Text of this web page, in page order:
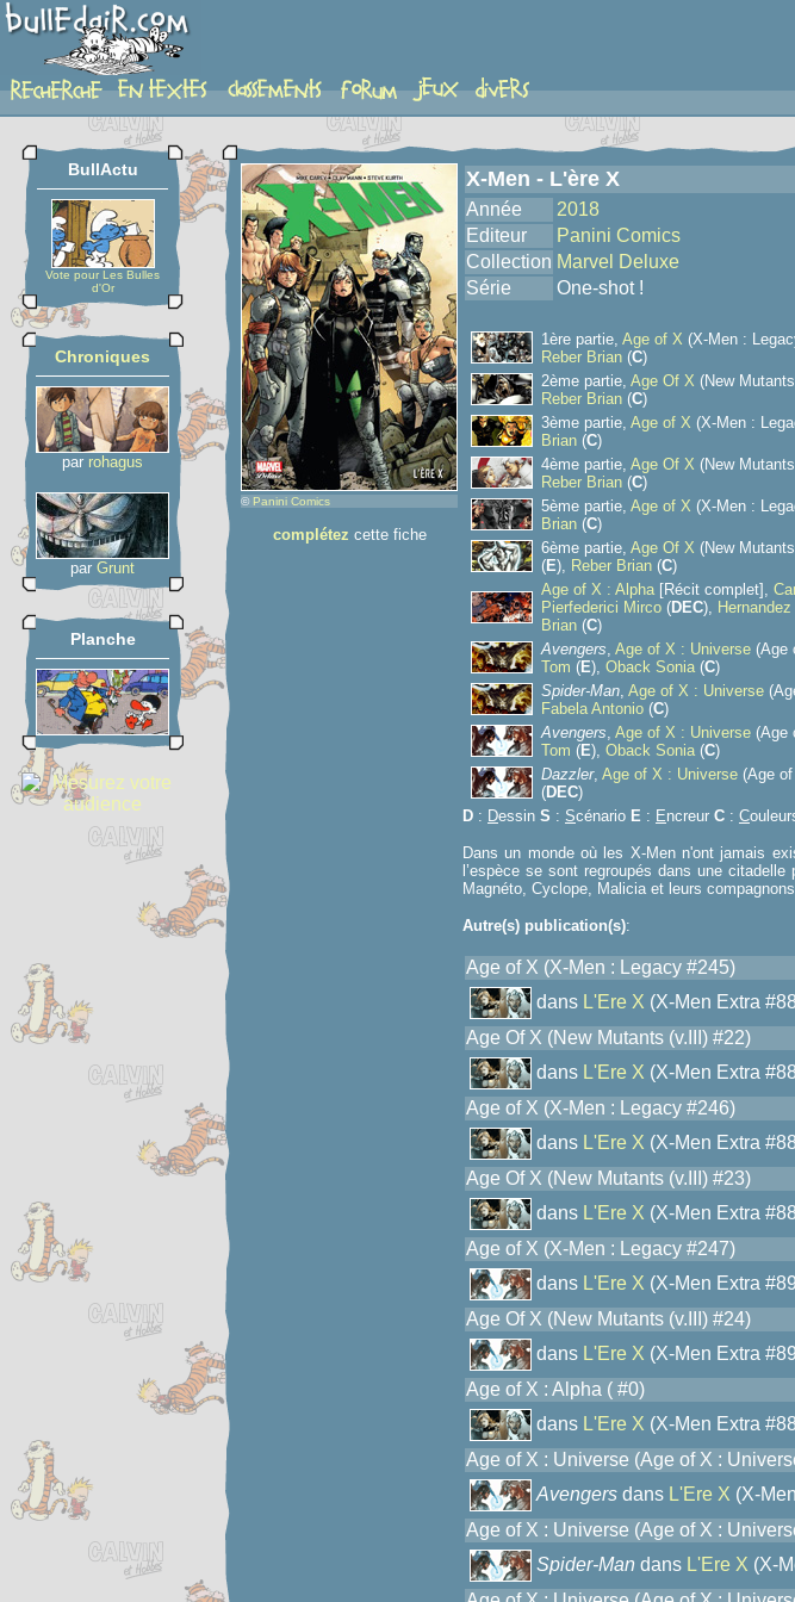
album
BullActu
Vote pour Les Bulles
d'Or
Chroniques
par rohagus
par Grunt
Planche
© Panini Comics
complétez cette fiche
X-Men - L'ère X
Année
2018
Editeur
Panini Comics
Collection Marvel Deluxe
Série
One-shot !
1ère partie, Age of X (X-Men :
Reber Brian (C)
2ème partie, Age Of X (New
Reber Brian (C)
3ème partie, Age of X (X-Men :
Brian (C)
4ème partie, Age Of X (New
Reber Brian (C)
5ème partie, Age of X (X-Men :
Brian (C)
6ème partie, Age Of X (New
(E), Reber Brian (C)
Age of X : Alpha[Récit complet],
Pierfederici Mirco (DEC),
Brian (C)
Avengers, Age of X : Universe (Age
Tom (E), Oback Sonia(C)
Spider-Man, Age of X : Universe
Fabela Antonio (C)
Avengers, Age of X : Universe (Age
Tom (E), Oback Sonia(C)
Dazzler, Age of X : Universe (Age
(DEC)
D : Dessin S : Scénario E : Encreur C : C
Dans un monde où les X-Men n'ont jamais
l’espèce se sont regroupés dans une
Magnéto, Cyclope, Malicia et leurs
Autre(s) publication(s):
Age of X (X-Men : Legacy #245)
dans L'Ere X (X-Men Extra
Age Of X (New Mutants (v.III) #22)
dans L'Ere X (X-Men Extra
Age of X (X-Men : Legacy #246)
dans L'Ere X (X-Men Extra
Age Of X (New Mutants (v.III) #23)
dans L'Ere X (X-Men Extra
Age of X (X-Men : Legacy #247)
dans L'Ere X (X-Men Extra
Age Of X (New Mutants (v.III) #24)
dans L'Ere X (X-Men Extra
Age of X : Alpha ( #0)
dans L'Ere X (X-Men Extra
Age of X : Universe (Age of X :
Avengers dans L'Ere X (X-
Age of X : Universe (Age of X :
Spider-Man dans L'Ere X (X-